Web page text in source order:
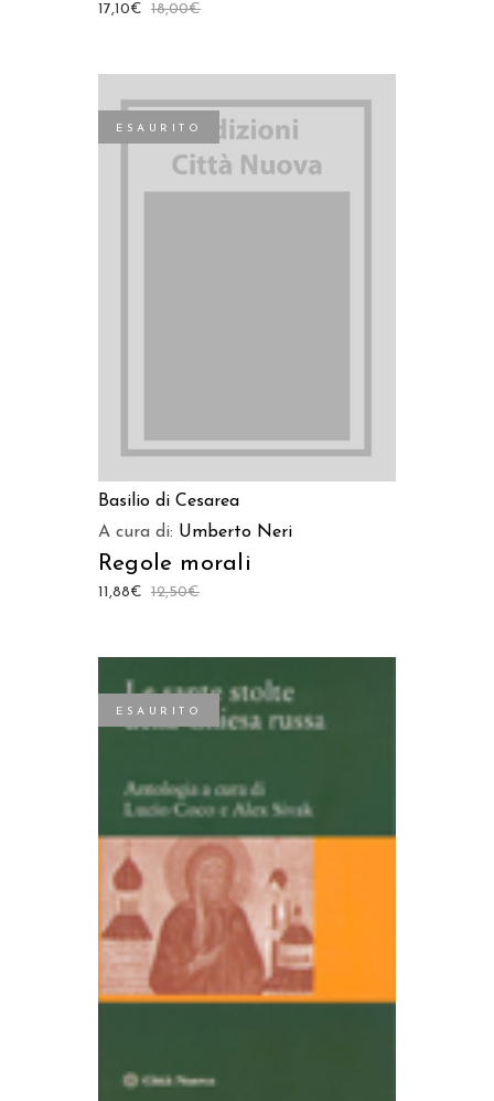
18,00€
17,10€
ESAURITO
Basilio di Cesarea
A cura di: Umberto Neri
Regole morali
12,50€
11,88€
ESAURITO
LEGGI TUTTO